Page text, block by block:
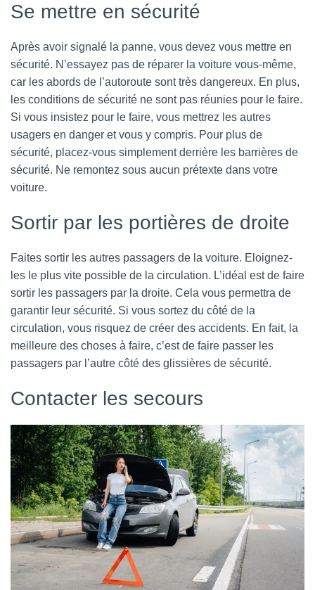
Se mettre en sécurité
Après avoir signalé la panne, vous devez vous mettre en
sécurité. N’essayez pas de réparer la voiture vous-même,
car les abords de l’autoroute sont très dangereux. En plus,
les conditions de sécurité ne sont pas réunies pour le faire.
Si vous insistez pour le faire, vous mettrez les autres
usagers en danger et vous y compris. Pour plus de
sécurité, placez-vous simplement derrière les barrières de
sécurité. Ne remontez sous aucun prétexte dans votre
voiture.
Sortir par les portières de droite
Faites sortir les autres passagers de la voiture. Eloignez-
les le plus vite possible de la circulation. L’idéal est de faire
sortir les passagers par la droite. Cela vous permettra de
garantir leur sécurité. Si vous sortez du côté de la
circulation, vous risquez de créer des accidents. En fait, la
meilleure des choses à faire, c’est de faire passer les
passagers par l’autre côté des glissières de sécurité.
Contacter les secours